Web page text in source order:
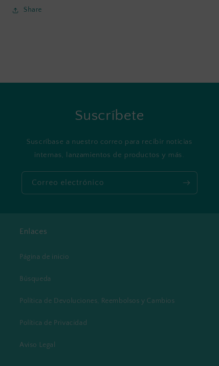
Share
Suscríbete
Suscríbase a nuestro correo para recibir noticias
internas, lanzamientos de productos y más.
Correo electrónico
Enlaces
Página de inicio
Búsqueda
Política de Devoluciones, Reembolsos y Cambios
Política de Privacidad
Aviso Legal